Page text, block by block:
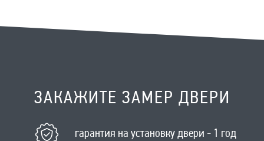
ЗАКАЖИТЕ ЗАМЕР ДВЕРИ
гарантия на установку двери - 1 год